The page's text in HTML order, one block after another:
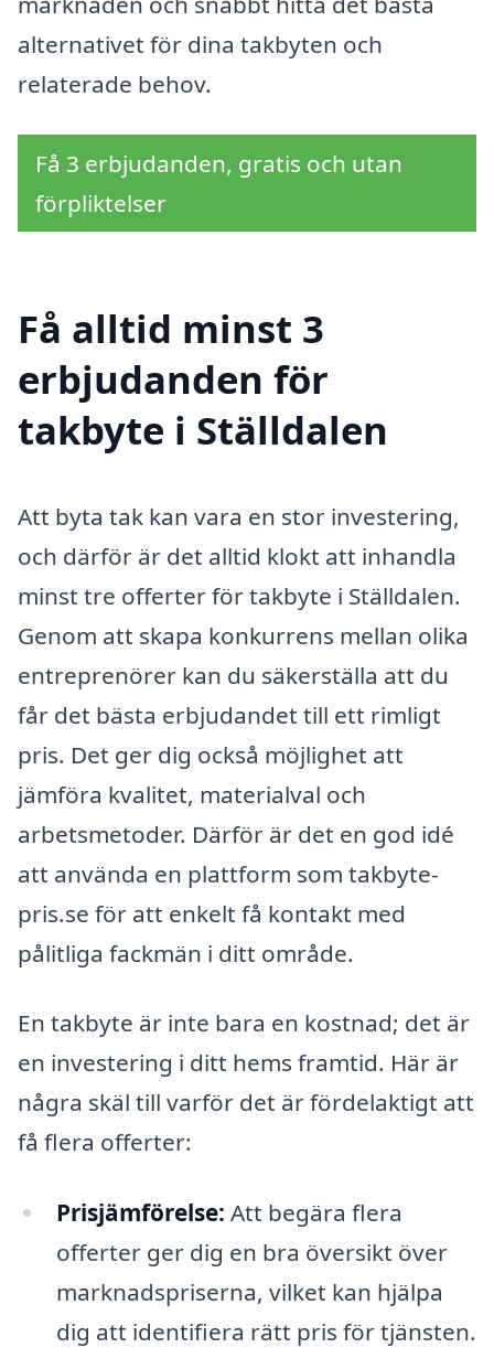
alternativet för dina takbyten och
relaterade behov.
Få 3 erbjudanden, gratis och utan
förpliktelser
Få alltid minst 3
erbjudanden för
takbyte i Ställdalen
Att byta tak kan vara en stor investering,
och därför är det alltid klokt att inhandla
minst tre offerter för takbyte i Ställdalen.
Genom att skapa konkurrens mellan olika
entreprenörer kan du säkerställa att du
får det bästa erbjudandet till ett rimligt
pris. Det ger dig också möjlighet att
jämföra kvalitet, materialval och
arbetsmetoder. Därför är det en god idé
att använda en plattform som takbyte-
pris.se för att enkelt få kontakt med
pålitliga fackmän i ditt område.
En takbyte är inte bara en kostnad; det är
en investering i ditt hems framtid. Här är
några skäl till varför det är fördelaktigt att
få flera offerter:
Prisjämförelse: Att begära flera
offerter ger dig en bra översikt över
marknadspriserna, vilket kan hjälpa
dig att identifiera rätt pris för tjänsten.